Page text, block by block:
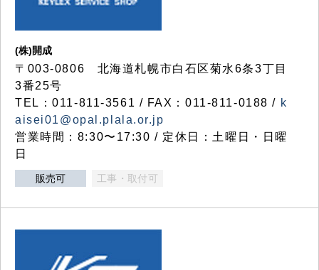
(株)開成
〒003-0806 北海道札幌市白石区菊水6条3丁目
3番25号
TEL：011-811-3561 / FAX：011-811-0188 / k
aisei01@opal.plala.or.jp
営業時間：8:30〜17:30 / 定休日：土曜日・日曜
日
販売可 工事・取付可